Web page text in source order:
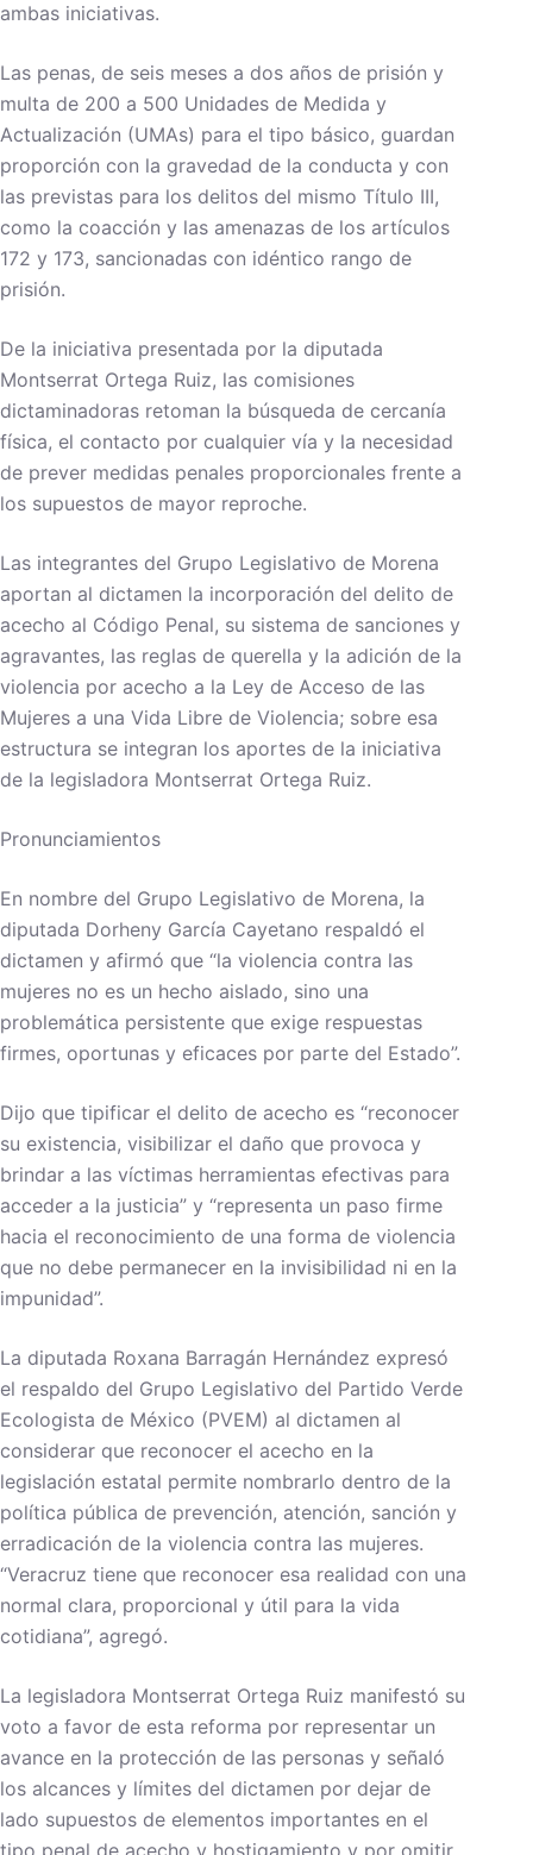
ambas iniciativas.
Las penas, de seis meses a dos años de prisión y
multa de 200 a 500 Unidades de Medida y
Actualización (UMAs) para el tipo básico, guardan
proporción con la gravedad de la conducta y con
las previstas para los delitos del mismo Título III,
como la coacción y las amenazas de los artículos
172 y 173, sancionadas con idéntico rango de
prisión.
De la iniciativa presentada por la diputada
Montserrat Ortega Ruiz, las comisiones
dictaminadoras retoman la búsqueda de cercanía
física, el contacto por cualquier vía y la necesidad
de prever medidas penales proporcionales frente a
los supuestos de mayor reproche.
Las integrantes del Grupo Legislativo de Morena
aportan al dictamen la incorporación del delito de
acecho al Código Penal, su sistema de sanciones y
agravantes, las reglas de querella y la adición de la
violencia por acecho a la Ley de Acceso de las
Mujeres a una Vida Libre de Violencia; sobre esa
estructura se integran los aportes de la iniciativa
de la legisladora Montserrat Ortega Ruiz.
Pronunciamientos
En nombre del Grupo Legislativo de Morena, la
diputada Dorheny García Cayetano respaldó el
dictamen y afirmó que “la violencia contra las
mujeres no es un hecho aislado, sino una
problemática persistente que exige respuestas
firmes, oportunas y eficaces por parte del Estado”.
Dijo que tipificar el delito de acecho es “reconocer
su existencia, visibilizar el daño que provoca y
brindar a las víctimas herramientas efectivas para
acceder a la justicia” y “representa un paso firme
hacia el reconocimiento de una forma de violencia
que no debe permanecer en la invisibilidad ni en la
impunidad”.
La diputada Roxana Barragán Hernández expresó
el respaldo del Grupo Legislativo del Partido Verde
Ecologista de México (PVEM) al dictamen al
considerar que reconocer el acecho en la
legislación estatal permite nombrarlo dentro de la
política pública de prevención, atención, sanción y
erradicación de la violencia contra las mujeres.
“Veracruz tiene que reconocer esa realidad con una
normal clara, proporcional y útil para la vida
cotidiana”, agregó.
La legisladora Montserrat Ortega Ruiz manifestó su
voto a favor de esta reforma por representar un
avance en la protección de las personas y señaló
los alcances y límites del dictamen por dejar de
lado supuestos de elementos importantes en el
tipo penal de acecho y hostigamiento y por omitir